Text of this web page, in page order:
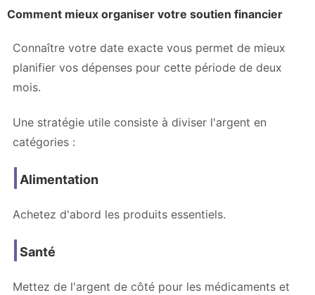
Comment mieux organiser votre soutien financier
Connaître votre date exacte vous permet de mieux
planifier vos dépenses pour cette période de deux
mois.
Une stratégie utile consiste à diviser l'argent en
catégories :
Alimentation
Achetez d'abord les produits essentiels.
Santé
Mettez de l'argent de côté pour les médicaments et